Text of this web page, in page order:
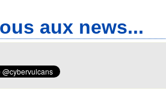
aux news...